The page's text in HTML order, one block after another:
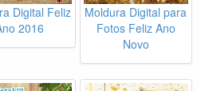
Digital Feliz
2016
Moldura Digital para
Fotos Feliz Ano
Novo